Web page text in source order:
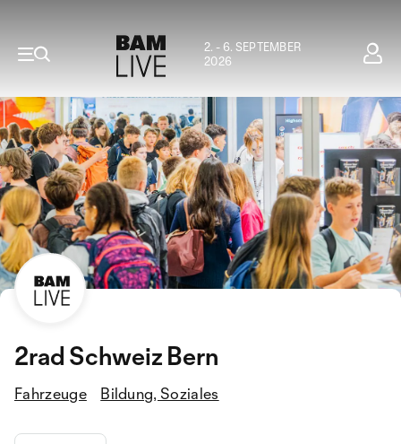
2. - 6. SEPTEMBER
2026
2rad Schweiz Bern
Fahrzeuge Bildung, Soziales